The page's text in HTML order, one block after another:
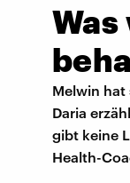
Melwin hat
Daria
gibt keine
Health-